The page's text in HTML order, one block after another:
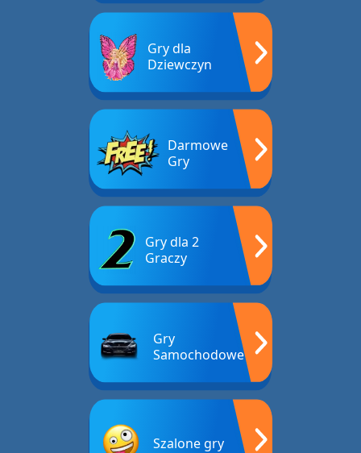
Gry dla
Dziewczyn
Darmowe
Gry
Gry dla 2
Graczy
Gry
Samochodowe
Szalone gry